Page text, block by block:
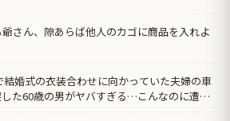
さん、隙あらば他人のカゴに商品を入れよ
結婚式の衣装合わせに向かっていた夫婦の車
た60歳の男がヤバすぎる…こんなのに遭遇